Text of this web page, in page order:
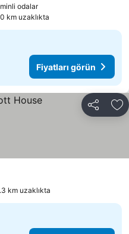
odalarFiyatları görün
km uzaklıkta
Fiyatları görün
Paylaş
km uzaklıkta